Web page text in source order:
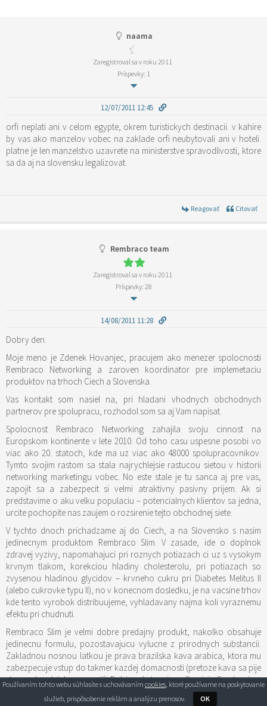
naama
Zaregistroval sa v roku 2011
Príspevky: 1
12/07/2011 12:45
orfi neplati ani v celom egypte, okrem turistickych destinacii. v kahire
by vas ako manzelov vobec na zaklade orfi neubytovali ani v hoteli.
platne je len manzelstvo uzavrete na ministerstve spravodlivosti, ktore
sa da aj na slovensku legalizovat.
Reagovať Citovať
Rembraco team
Zaregistroval sa v roku 2011
Príspevky: 28
14/08/2011 11:28
Dobry den.
Moje meno je Zdenek Hovanjec, pracujem ako menezer spolocnosti
Rembraco Networking a zaroven koordinator pre implemetaciu
produktov na trhoch Ciech a Slovenska.
Vas kontakt som nasiel na, pri hladani vhodnych obchodnych
partnerov pre spolupracu, rozhodol som sa aj Vam napisat.
Spolocnost Rembraco Networking zahajila svoju cinnost na
Europskom kontinente v lete 2010. Od toho casu uspesne posobi vo
viac ako 20. statoch, kde ma uz viac ako 48000 spolupracovnikov.
Tymto svojim rastom sa stala najrychlejsie rastucou sietou v historii
networking marketingu vobec. No este stale je tu sanca aj pre vas,
zapojit sa a zabezpecit si velmi atraktivny pasivny prijem. Ak si
predstavime o aku velku populaciu – potencialnych klientov sa jedna,
urcite pochopite nas zaujem o rozsirenie tejto obchodnej siete.
V tychto dnoch prichadzame aj do Ciech, a na Slovensko s nasim
jedinecnym produktom Rembraco Slim. V zasade, ide o doplnok
zdravej vyzivy, napomahajuci pri roznych potiazach ci uz s vysokym
krvnym tlakom, korekciou hladiny cholesterolu, pri potiazach so
zvysenou hladinou glycidov – krvneho cukru pri Diabetes Melitus II
(alebo cukrovke typu II), no v konecnom dosledku, je na vacsine trhov
kde tento vyrobok distribuujeme, vyhladavany najma koli vyraznemu
efektu pri chudnuti.
Rembraco Slim je velmi dobre predajny produkt, nakolko obsahuje
jedinecnu formulu, pozostavajucu vylucne z prirodnych substancii.
Zakladnou nosnou latkou je prava brazilska kava arabica, ktora mu
zabezpecuje vstup do takmer kazdej domacnosti (pretoze kava sa pije
skoro v kazdej domacnosti). Dalsie substancie su Garsinia Cambogia a
Katechin – extrakt zeleneho caju. (viac o produkte )
Používaním tohto webu súhlasíte s uchovávaním cookies, ktoré používame na poskytovanie
služieb, prispôsobenie reklám a analýzu prenosov.
OK